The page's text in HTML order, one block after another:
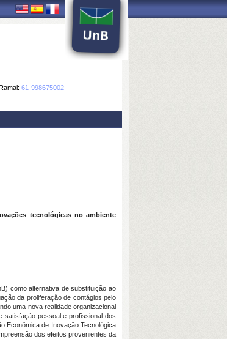
61-998675002
tecnológicas no ambiente
como alternativa de substituição ao
da proliferação de contágios pelo
uma nova realidade organizacional
satisfação pessoal e profissional dos
Econômica de Inovação Tecnológica
dos efeitos provenientes da